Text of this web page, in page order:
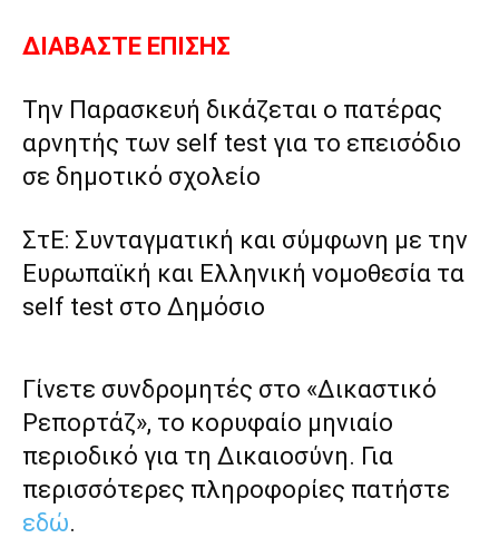
ΔΙΑΒΑΣΤΕ ΕΠΙΣΗΣ
Την Παρασκευή δικάζεται ο πατέρας
αρνητής των self test για το επεισόδιο
σε δημοτικό σχολείο
ΣτΕ: Συνταγματική και σύμφωνη με την
Ευρωπαϊκή και Ελληνική νομοθεσία τα
self test στο Δημόσιο
Γίνετε συνδρομητές στο «Δικαστικό
Ρεπορτάζ», το κορυφαίο μηνιαίο
περιοδικό για τη Δικαιοσύνη. Για
περισσότερες πληροφορίες πατήστε
εδώ.